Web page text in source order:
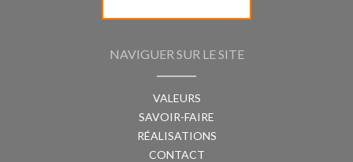
NAVIGUER SUR LE SITE
VALEURS
SAVOIR-FAIRE
RÉALISATIONS
CONTACT